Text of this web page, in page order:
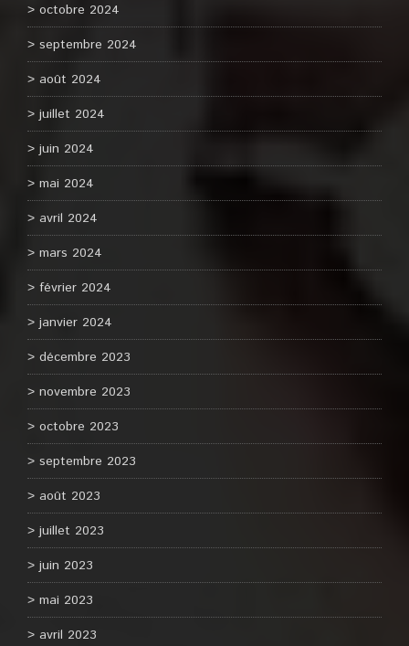
octobre 2024
septembre 2024
août 2024
juillet 2024
juin 2024
mai 2024
avril 2024
mars 2024
février 2024
janvier 2024
décembre 2023
novembre 2023
octobre 2023
septembre 2023
août 2023
juillet 2023
juin 2023
mai 2023
avril 2023